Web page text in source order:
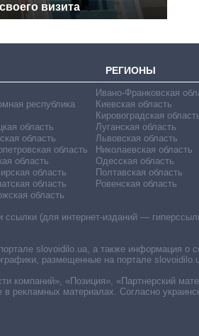
своего визита
РЕГИОНЫ
республика
область
область
область
область
область
область
область
Ивано-Франковская
Киевская область
Кировоградская
Луганская область
Львовская область
Николаевская область
Одесская область
Полтавская область
Ровенская область
(для интернет-изданий —
slovoidilo.ua, а также информация о
размещенные на портале
компаний», «Позиция», «Партнерский
материалах. Согласно